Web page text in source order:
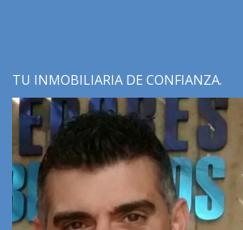
TU INMOBILIARIA DE CONFIANZA.